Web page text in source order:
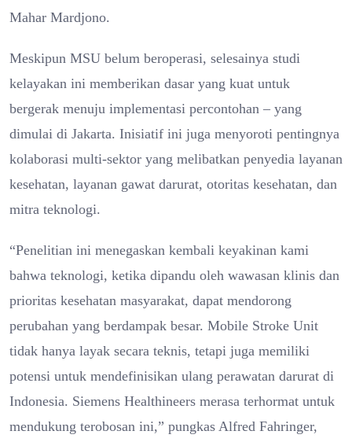
Mahar Mardjono.
Meskipun MSU belum beroperasi, selesainya studi
kelayakan ini memberikan dasar yang kuat untuk
bergerak menuju implementasi percontohan – yang
dimulai di Jakarta. Inisiatif ini juga menyoroti pentingnya
kolaborasi multi-sektor yang melibatkan penyedia layanan
kesehatan, layanan gawat darurat, otoritas kesehatan, dan
mitra teknologi.
“Penelitian ini menegaskan kembali keyakinan kami
bahwa teknologi, ketika dipandu oleh wawasan klinis dan
prioritas kesehatan masyarakat, dapat mendorong
perubahan yang berdampak besar. Mobile Stroke Unit
tidak hanya layak secara teknis, tetapi juga memiliki
potensi untuk mendefinisikan ulang perawatan darurat di
Indonesia. Siemens Healthineers merasa terhormat untuk
mendukung terobosan ini,” pungkas Alfred Fahringer,